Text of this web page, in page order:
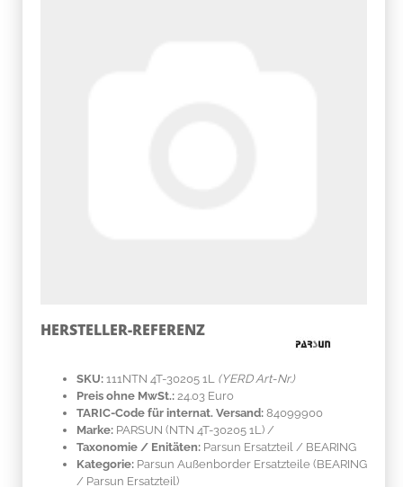
HERSTELLER-REFERENZ
SKU: 111NTN 4T-30205 1L
(YERD Art-Nr.)
Preis ohne MwSt.: 24.03 Euro
TARIC-Code für internat. Versand: 84099900
Marke: PARSUN (NTN 4T-30205 1L) /
Taxonomie / Enitäten: Parsun Ersatzteil / BEARING
Kategorie: Parsun Außenborder Ersatzteile (BEARING
/ Parsun Ersatzteil)